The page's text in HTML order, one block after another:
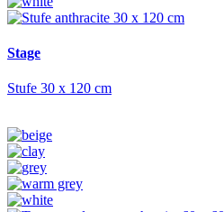
Stage
Stufe 30 x 120 cm